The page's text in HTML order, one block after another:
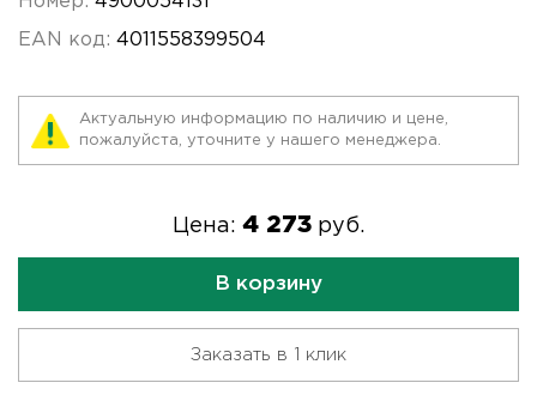
EAN код: 4011558399504
Актуальную информацию по наличию и цене,
пожалуйста, уточните у нашего менеджера.
Цена: 4 273 руб.
В корзину
Заказать в 1 клик